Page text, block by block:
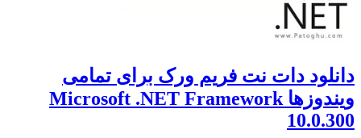
دانلود دات نت فریم ورک برای تمامی
ویندوزها Microsoft .NET Framework
10.0.300